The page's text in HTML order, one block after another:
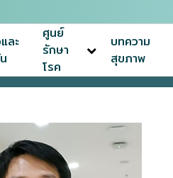
ละ
ศูนย์
รักษา
โรค
บทความ
สุขภาพ
ศรัณย์ จิระมงคล